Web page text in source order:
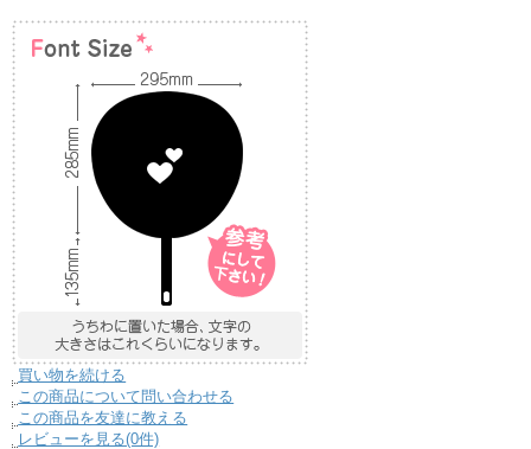
買い物を続ける
この商品について問い合わせる
この商品を友達に教える
レビューを見る(0件)